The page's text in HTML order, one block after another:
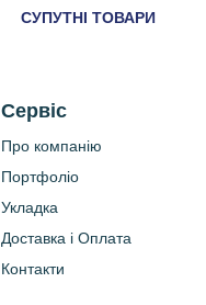
СУПУТНІ ТОВАРИ
Сервіс
Про компанію
Портфоліо
Укладка
Доставка і Оплата
Контакти